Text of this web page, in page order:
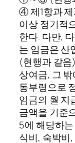
④ 제1항과 제
이상 정기적
한다. 다만,
는 임금은 산
(현행과 같음)
상여금, 그
동부령으로
임금의 월 지
금액을 기준
5에 해당하
식비, 숙박비